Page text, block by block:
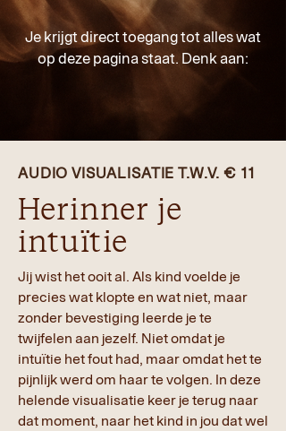
AUDIO VISUALISATIE T.W.V. € 11
Herinner je
intuïtie
Jij wist het ooit al. Als kind voelde je
precies wat klopte en wat niet, maar
zonder bevestiging leerde je te
twijfelen aan jezelf. Niet omdat je
intuïtie het fout had, maar omdat het te
pijnlijk werd om haar te volgen. In deze
helende visualisatie keer je terug naar
dat moment, naar het kind in jou dat wel
Je krijgt direct toegang tot alles wat
op deze pagina staat. Denk aan: